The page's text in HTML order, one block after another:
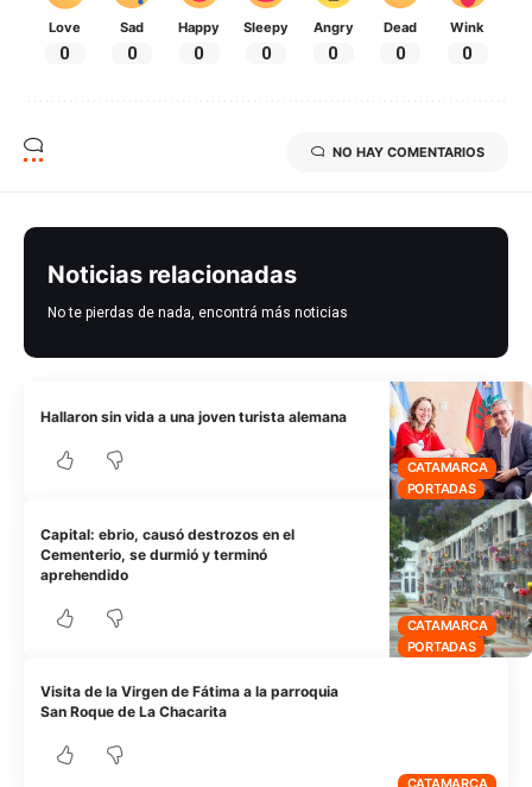
Love
0
Sad
0
Happy
0
Sleepy
0
Angry
0
Dead
0
Wink
0
NO HAY COMENTARIOS
Noticias relacionadas
No te pierdas de nada, encontrá más noticias
CATAMARCA
PORTADAS
Hallaron sin vida a una joven turista alemana
CATAMARCA
PORTADAS
Capital: ebrio, causó destrozos en el
Cementerio, se durmió y terminó
aprehendido
Visita de la Virgen de Fátima a la parroquia
San Roque de La Chacarita